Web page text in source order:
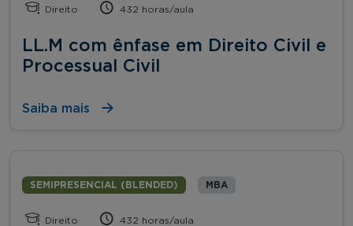
Direito 432 horas/aula
LL.M com ênfase em Direito Civil e
Processual Civil
Saiba mais
SEMIPRESENCIAL (BLENDED) MBA
Direito 432 horas/aula